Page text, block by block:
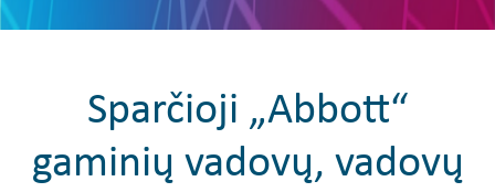
Sparčioji „Abbott“
gaminių vadovų, vadovų